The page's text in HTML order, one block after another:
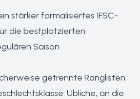
stärker formalisiertes IFSC-
die bestplatzierten
Saison
getrennte Ranglisten
Übliche, an die